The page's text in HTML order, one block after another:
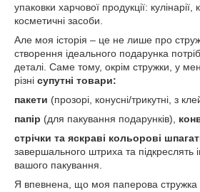
упаковки харчової продукції: кулінарії,
косметичні засоби.
Але моя історія – це не лише про
створення ідеального подарунка
деталі. Саме тому, окрім стружки, у
різні супутні товари:
пакети (прозорі, конусні/трикутні, з
папір (для пакування подарунків),
стрічки та яскраві кольорові
завершального штриха та підкреслять
вашого пакування.
Я впевнена, що моя паперова стружка